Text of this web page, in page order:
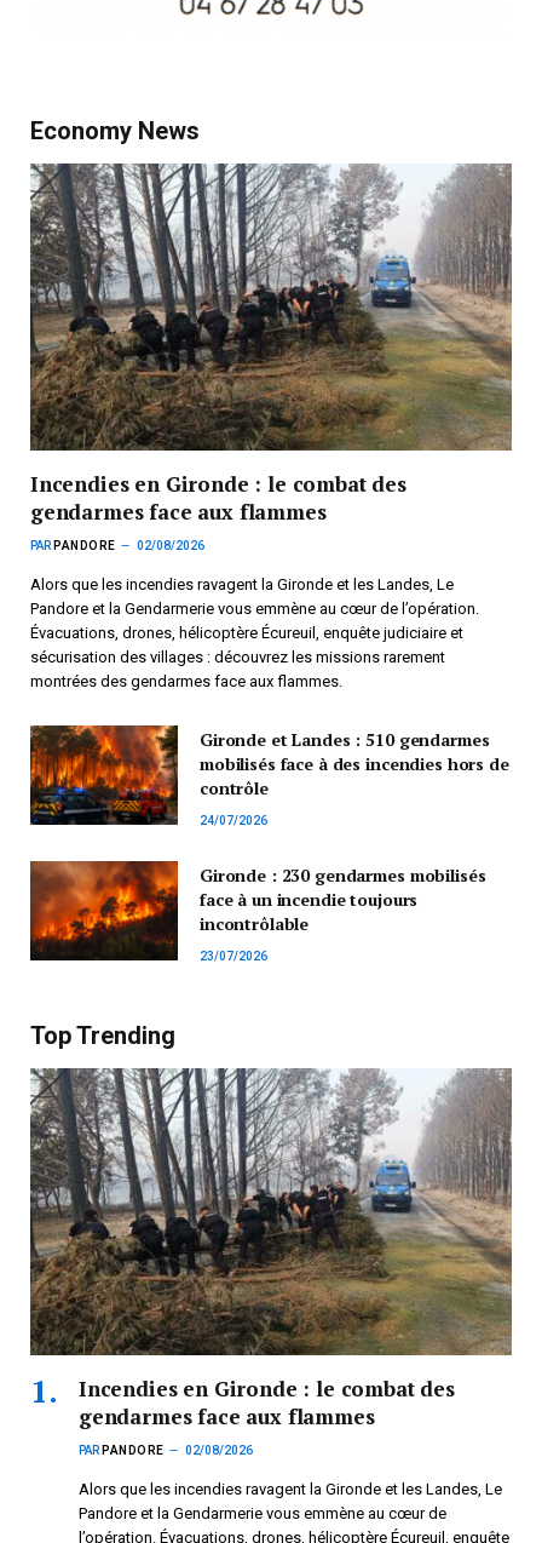
Economy News
Incendies en Gironde : le combat des
gendarmes face aux flammes
PAR PANDORE 02/08/2026
Alors que les incendies ravagent la Gironde et les Landes, Le
Pandore et la Gendarmerie vous emmène au cœur de l’opération.
Évacuations, drones, hélicoptère Écureuil, enquête judiciaire et
sécurisation des villages : découvrez les missions rarement
montrées des gendarmes face aux flammes.
Gironde et Landes : 510 gendarmes
mobilisés face à des incendies hors de
contrôle
24/07/2026
Gironde : 230 gendarmes mobilisés
face à un incendie toujours
incontrôlable
23/07/2026
Top Trending
Incendies en Gironde : le combat des
gendarmes face aux flammes
PAR PANDORE 02/08/2026
Alors que les incendies ravagent la Gironde et les Landes, Le
Pandore et la Gendarmerie vous emmène au cœur de
l’opération. Évacuations, drones, hélicoptère Écureuil, enquête